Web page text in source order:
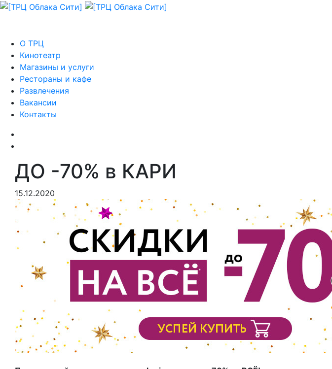
О ТРЦ
Кинотеатр
Магазины и услуги
Рестораны и кафе
Развлечения
Вакансии
Контакты
ДО -70% в КАРИ
15.12.2020